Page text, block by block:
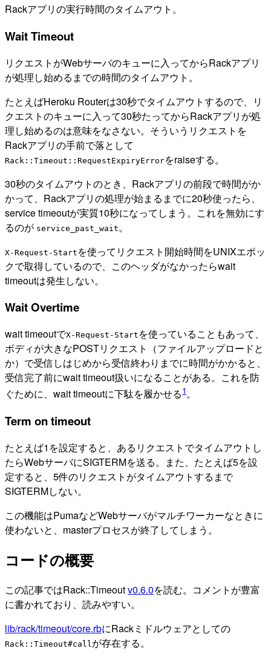
Rackアプリの実行時間のタイムアウト。
Wait Timeout
リクエストがWebサーバのキューに入ってからRackアプリ
が処理し始めるまでの時間のタイムアウト。
たとえばHeroku Routerは30秒でタイムアウトするので、リ
クエストのキューに入って30秒たってからRackアプリが処
理し始めるのは意味をなさない。そういうリクエストを
Rackアプリの手前で落として
Rack::Timeout::RequestExpiryErrorをraiseする。
30秒のタイムアウトのとき、Rackアプリの前段で時間がか
かって、Rackアプリの処理が始まるまでに20秒使ったら、
service timeoutが実質10秒になってしまう。これを無効にす
るのが service_past_wait。
X-Request-Start を使ってリクエスト開始時間をUNIXエポッ
クで取得しているので、このヘッダがなかったらwait
timeoutは発生しない。
Wait Overtime
wait timeoutでX-Request-Start を使っていることもあって、
ボディが大きなPOSTリクエスト（ファイルアップロードと
か）で受信しはじめから受信終わりまでに時間がかかると、
受信完了前にwait timeout扱いになることがある。これを防
ぐために、wait timeoutに下駄を履かせる1。
Term on timeout
たとえば1を設定すると、あるリクエストでタイムアウトし
たらWebサーバにSIGTERMを送る。また、たとえば5を設
定すると、5件のリクエストがタイムアウトするまで
SIGTERMしない。
この機能はPumaなどWebサーバがマルチワーカーなときに
使わないと、masterプロセスが終了してしまう。
コードの概要
この記事ではRack::Timeoutv0.6.0を読む。コメントが豊富
に書かれており、読みやすい。
lib/rack/timeout/core.rbにRackミドルウェアとしての
Rack::Timeout#call が存在する。